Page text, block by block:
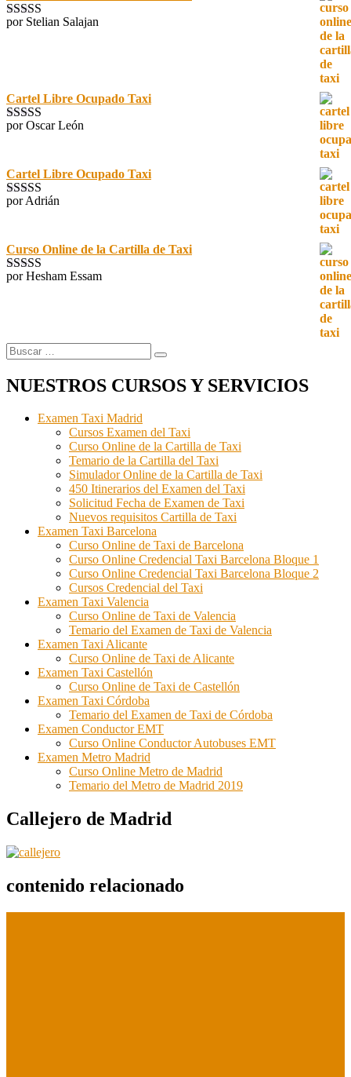
Valorado con
por Stelian Salajan
Cartel Libre Ocupado Taxi
Valorado con
por Oscar León
Cartel Libre Ocupado Taxi
Valorado con
por Adrián
Curso Online de la Cartilla de Taxi
Valorado con
por Hesham Essam
Buscar
por:
Buscar
NUESTROS CURSOS Y SERVICIOS
Examen Taxi Madrid
Cursos Examen del Taxi
Curso Online de la Cartilla de Taxi
Temario de la Cartilla del Taxi
Simulador Online de la Cartilla de Taxi
450 Itinerarios del Examen del Taxi
Solicitud Fecha de Examen de Taxi
Nuevos requisitos Cartilla de Taxi
Examen Taxi Barcelona
Curso Online de Taxi de Barcelona
Curso Online Credencial Taxi Barcelona Bloque 1
Curso Online Credencial Taxi Barcelona Bloque 2
Cursos Credencial del Taxi
Examen Taxi Valencia
Curso Online de Taxi de Valencia
Temario del Examen de Taxi de Valencia
Examen Taxi Alicante
Curso Online de Taxi de Alicante
Examen Taxi Castellón
Curso Online de Taxi de Castellón
Examen Taxi Córdoba
Temario del Examen de Taxi de Córdoba
Examen Conductor EMT
Curso Online Conductor Autobuses EMT
Examen Metro Madrid
Curso Online Metro de Madrid
Temario del Metro de Madrid 2019
Callejero de Madrid
contenido relacionado